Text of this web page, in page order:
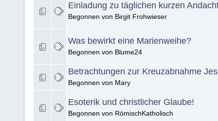
Einladung zu täglichen kurzen
Begonnen von Birgit Frohwieser
Was bewirkt eine Marienweihe?
Begonnen von Blume24
Betrachtungen zur Kreuzabnahme
Begonnen von Mary
Esoterik und christlicher Glaube!
Begonnen von RömischKatholisch